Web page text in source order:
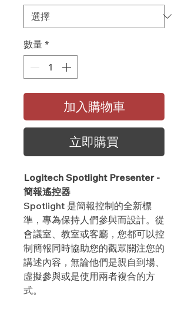
數量 *
加入購物車
立即購買
Logitech Spotlight Presenter -
簡報遙控器
Spotlight 是簡報控制的全新標
準，專為保持人們參與而設計。從
會議室、教室或客廳，您都可以控
制簡報同時協助您的觀眾關注您的
講述內容，無論他們是親自到場、
虛擬參與或是使用兩者複合的方
式。